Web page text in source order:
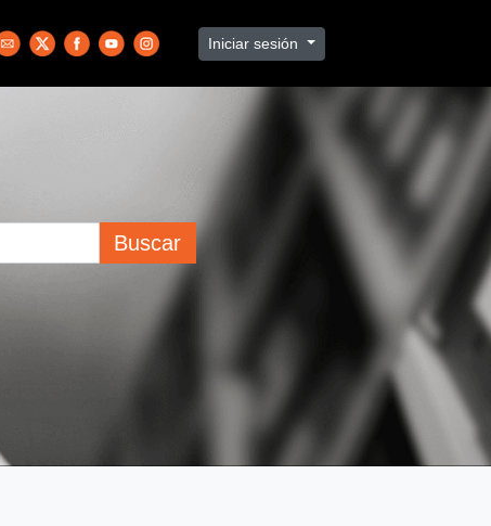
Iniciar sesión
Buscar